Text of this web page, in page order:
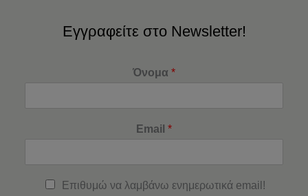
Εγγραφείτε στο Newsletter!
Όνομα *
Email *
Επιθυμώ να λαμβάνω ενημερωτικά email!